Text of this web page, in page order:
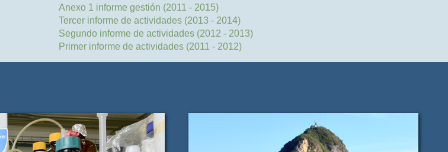
Anexo 1 informe gestión (2011 - 2015)
Tercer informe de actividades (2013 - 2014)
Segundo informe de actividades (2012 - 2013)
Primer informe de actividades (2011 - 2012)